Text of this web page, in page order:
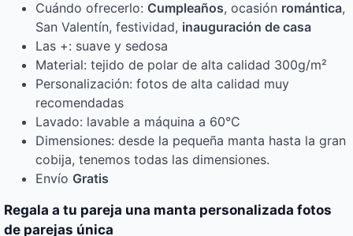
Cuándo ofrecerlo: Cumpleaños, ocasión romántica,
San Valentín, festividad, inauguración de casa
Las +: suave y sedosa
Material: tejido de polar de alta calidad 300g/m²
Personalización: fotos de alta calidad muy
recomendadas
Lavado: lavable a máquina a 60°C
Dimensiones: desde la pequeña manta hasta la gran
cobija, tenemos todas las dimensiones.
Envío Gratis
Regala a tu pareja una manta personalizada fotos
de parejas única